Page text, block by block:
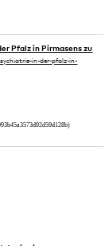
Pfalz in Pirmasens zu